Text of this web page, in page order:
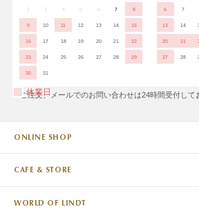
2 3 4 5 6 7 8
9 10 11 12 13 14 15
16 17 18 19 20 21 22
23 24 25 26 27 28 29
30 31
6 7
13 14
20 21
27 28
休業日
※ご注文、メールでのお問い合わせは24時間受付して
ONLINE SHOP
CAFE & STORE
WORLD OF LINDT